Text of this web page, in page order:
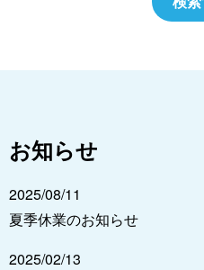
お知らせ
2025/08/11
夏季休業のお知らせ
2025/02/13